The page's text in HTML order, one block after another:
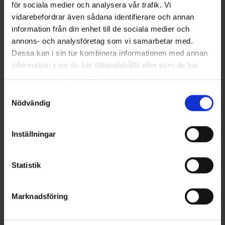
för sociala medier och analysera vår trafik. Vi
vidarebefordrar även sådana identifierare och annan
information från din enhet till de sociala medier och
annons- och analysföretag som vi samarbetar med.
Dessa kan i sin tur kombinera informationen med annan
information som du har tillhandahållit eller som de har
Nödvändig
Inställningar
Statistik
Marknadsföring
Du har måske også brug for
Bælte Brokared